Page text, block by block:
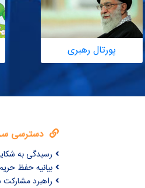
پورتال رهبری
دسترسی
رسیدگی به
بیانیه حفظ
راهبرد